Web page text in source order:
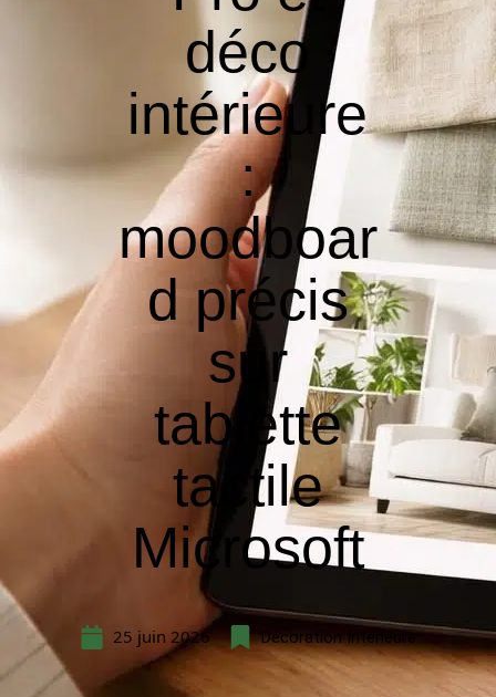
déco
intérieure
:
moodboar
d précis
sur
tablette
tactile
Microsoft
25 juin 2026 Décoration Interieure